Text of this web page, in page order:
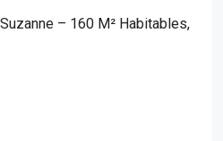
– 160 M² Habitables,